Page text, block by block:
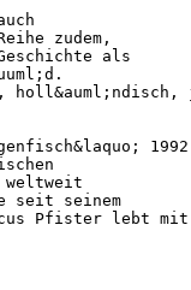
zudem,
als
1992
weltweit
seit seinem
Pfister lebt mit